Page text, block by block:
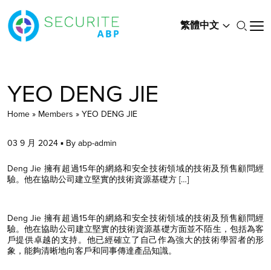
繁體中文
YEO DENG JIE
Home» Members » YEO DENG JIE
03 9 月 2024 ▪ By abp-admin
Deng Jie 擁有超過15年的網絡和安全技術領域的技術及預售顧問經
驗。他在協助公司建立堅實的技術資源基礎方 […]
Deng Jie 擁有超過15年的網絡和安全技術領域的技術及預售顧問經
驗。他在協助公司建立堅實的技術資源基礎方面並不陌生，包括為客
戶提供卓越的支持。他已經確立了自己作為強大的技術學習者的形
象，能夠清晰地向客戶和同事傳達產品知識。